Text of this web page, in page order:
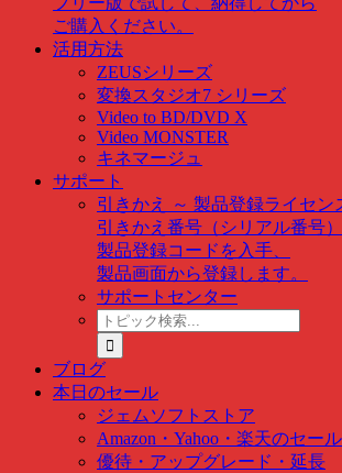
ご購入ください。
活用方法
ZEUSシリーズ
変換スタジオ7 シリーズ
Video to BD/DVD X
Video MONSTER
キネマージュ
サポート
引きかえ ～ 製品登録ライセン
引きかえ番号（シリアル番号
製品登録コードを入手、
製品画面から登録します。
サポートセンター
ト
ピ
ッ
ク
検
索
…
ブログ
本日のセール
ジェムソフトストア
Amazon・Yahoo・楽天のセール
優待・アップグレード・延長